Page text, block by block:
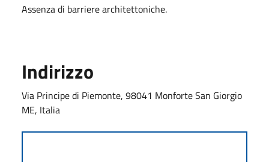
Assenza di barriere architettoniche.
Indirizzo
Via Principe di Piemonte, 98041 Monforte San Giorgio
ME, Italia